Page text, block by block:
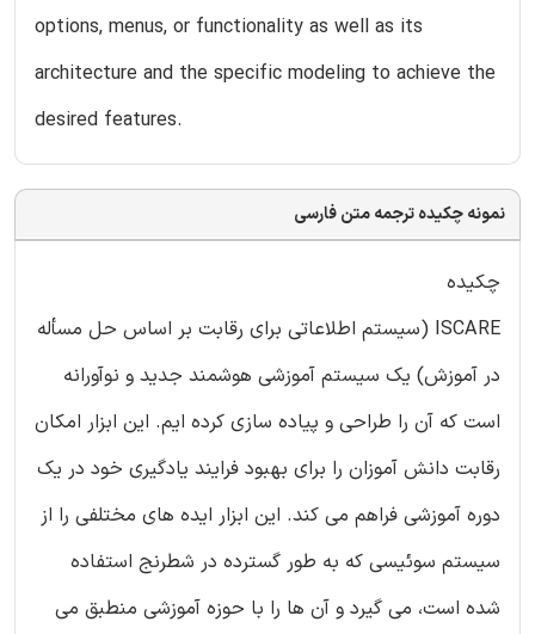
options, menus, or functionality as well as its
architecture and the specific modeling to achieve the
desired features.
نمونه چکیده ترجمه متن فارسی
چکیده
ISCARE (سیستم اطلاعاتی برای رقابت بر اساس حل مسأله
در آموزش) یک سیستم آموزشی هوشمند جدید و نوآورانه
است که آن را طراحی و پیاده سازی کرده ایم. این ابزار امکان
رقابت دانش آموزان را برای بهبود فرایند یادگیری خود در یک
دوره آموزشی فراهم می کند. این ابزار ایده های مختلفی را از
سیستم سوئیسی که به طور گسترده در شطرنج استفاده
شده است، می گیرد و آن ها را با حوزه آموزشی منطبق می